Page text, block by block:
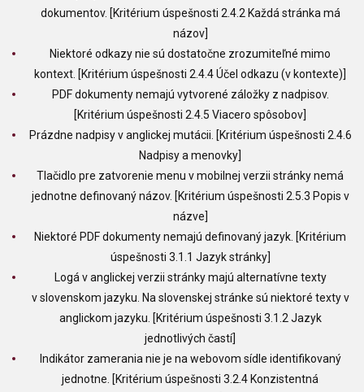
dokumentov. [Kritérium úspešnosti 2.4.2 Každá stránka má
názov]
Niektoré odkazy nie sú dostatočne zrozumiteľné mimo
kontext. [Kritérium úspešnosti 2.4.4 Účel odkazu (v kontexte)]
PDF dokumenty nemajú vytvorené záložky z nadpisov.
[Kritérium úspešnosti 2.4.5 Viacero spôsobov]
Prázdne nadpisy v anglickej mutácii. [Kritérium úspešnosti 2.4.6
Nadpisy a menovky]
Tlačidlo pre zatvorenie menu v mobilnej verzii stránky nemá
jednotne definovaný názov. [Kritérium úspešnosti 2.5.3 Popis v
názve]
Niektoré PDF dokumenty nemajú definovaný jazyk. [Kritérium
úspešnosti 3.1.1 Jazyk stránky]
Logá v anglickej verzii stránky majú alternatívne texty
v slovenskom jazyku. Na slovenskej stránke sú niektoré texty v
anglickom jazyku. [Kritérium úspešnosti 3.1.2 Jazyk
jednotlivých častí]
Indikátor zamerania nie je na webovom sídle identifikovaný
jednotne. [Kritérium úspešnosti 3.2.4 Konzistentná